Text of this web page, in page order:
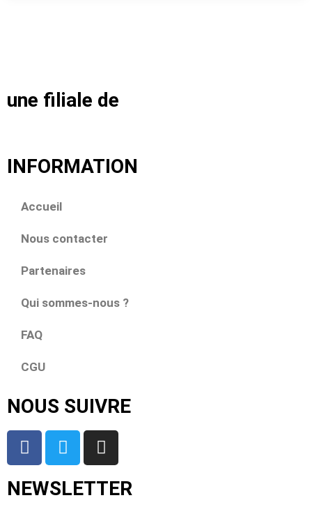
une filiale de
INFORMATION
Accueil
Nous contacter
Partenaires
Qui sommes-nous ?
FAQ
CGU
NOUS SUIVRE
NEWSLETTER